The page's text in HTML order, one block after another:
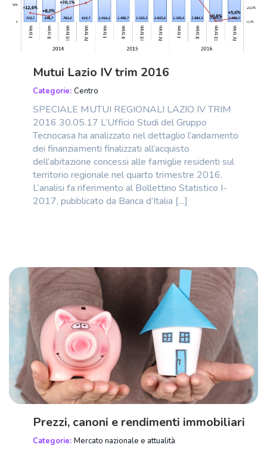
Mutui Lazio IV trim 2016
Categorie: Centro
SPECIALE MUTUI REGIONALI LAZIO IV TRIM
2016 30.05.17 L’Ufficio Studi del Gruppo
Tecnocasa ha analizzato nel dettaglio l’andamento
dei finanziamenti finalizzati all’acquisto
dell’abitazione concessi alle famiglie residenti sul
territorio regionale nel quarto trimestre 2016.
L’analisi fa riferimento al Bollettino Statistico I-
2017, pubblicato da Banca d’Italia […]
Prezzi, canoni e rendimenti immobiliari
Categorie: Mercato nazionale e attualità